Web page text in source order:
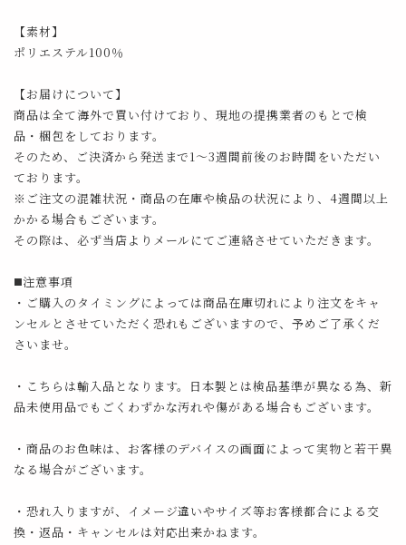
【素材】
ポリエステル100％
【お届けについて】
商品は全て海外で買い付けており、現地の提携業者のもとで検
品・梱包をしております。
そのため、ご決済から発送まで1～3週間前後のお時間をいただい
ております。
※ご注文の混雑状況・商品の在庫や検品の状況により、4週間以上
かかる場合もございます。
その際は、必ず当店よりメールにてご連絡させていただきます。
◼️注意事項
・ご購入のタイミングによっては商品在庫切れにより注文をキャ
ンセルとさせていただく恐れもございますので、予めご了承くだ
さいませ。
・こちらは輸入品となります。日本製とは検品基準が異なる為、新
品未使用品でもごくわずかな汚れや傷がある場合もございます。
・商品のお色味は、お客様のデバイスの画面によって実物と若干異
なる場合がございます。
・恐れ入りますが、イメージ違いやサイズ等お客様都合による交
換・返品・キャンセルは対応出来かねます。